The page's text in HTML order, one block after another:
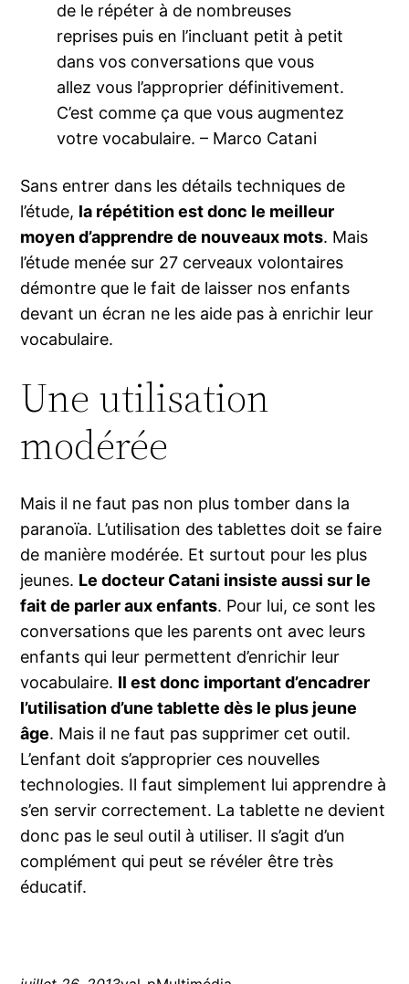
de le répéter à de nombreuses
reprises puis en l’incluant petit à petit
dans vos conversations que vous
allez vous l’approprier définitivement.
C’est comme ça que vous augmentez
votre vocabulaire. – Marco Catani
Sans entrer dans les détails techniques de
l’étude, la répétition est donc le meilleur
moyen d’apprendre de nouveaux mots. Mais
l’étude menée sur 27 cerveaux volontaires
démontre que le fait de laisser nos enfants
devant un écran ne les aide pas à enrichir leur
vocabulaire.
Une utilisation
modérée
Mais il ne faut pas non plus tomber dans la
paranoïa. L’utilisation des tablettes doit se faire
de manière modérée. Et surtout pour les plus
jeunes. Le docteur Catani insiste aussi sur le
fait de parler aux enfants. Pour lui, ce sont les
conversations que les parents ont avec leurs
enfants qui leur permettent d’enrichir leur
vocabulaire. Il est donc important d’encadrer
l’utilisation d’une tablette dès le plus jeune
âge. Mais il ne faut pas supprimer cet outil.
L’enfant doit s’approprier ces nouvelles
technologies. Il faut simplement lui apprendre à
s’en servir correctement. La tablette ne devient
donc pas le seul outil à utiliser. Il s’agit d’un
complément qui peut se révéler être très
éducatif.